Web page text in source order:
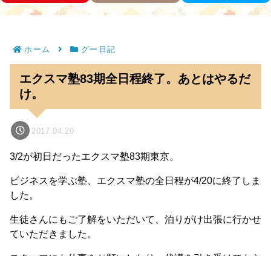
ホーム グー日記
エクスマ塾83期全日程終了。あとはやるだ
け。
2017.04.20
3/2が初日だったエクスマ塾83期東京。
ビジネスを学ぶ塾、エクスマ塾の全日程が4/20に終了しま
した。
生徒さんにもご了解をいただいて、泊りがけ出張に行かせ
ていただきました。